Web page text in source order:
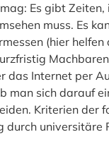
Es gibt
muss. Es
(hier
das Internet per
man sich darauf
Kriterien der
universitäre